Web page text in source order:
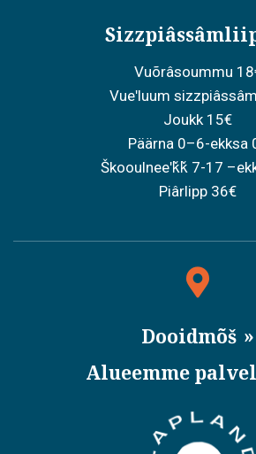
Vuõrâsoummu
Vueʹluum
Joukk 15€
Päärna 0–6-ekksa
Škooulneeʹǩǩ 7-17
Piârlipp 36€
Dooidmõš
Alueemme